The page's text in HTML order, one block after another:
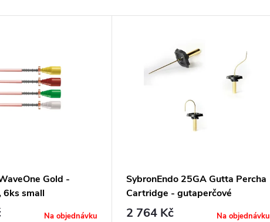
Gold -
6ks small
Na objednávku
SybronEndo 25GA Gutta Percha
Cartridge - gutaperčové
zásobníky, light body
2 764 Kč Na objednávku